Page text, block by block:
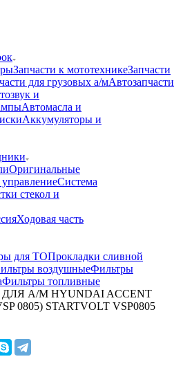
Запчасти к мототехникеЗапчасти
для грузовых а/мАвтозапчасти
и
Автомасла и
Аккумуляторы и
Оригинальные
управлениеСистема
стекол и
Ходовая часть
для ТОПрокладки сливной
воздушныеФильтры
Фильтры топливные
А/М HYUNDAI ACCENT
0805) STARTVOLT VSP0805